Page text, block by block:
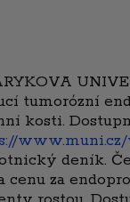
tumorózní
kosti.
deník.
cenu za